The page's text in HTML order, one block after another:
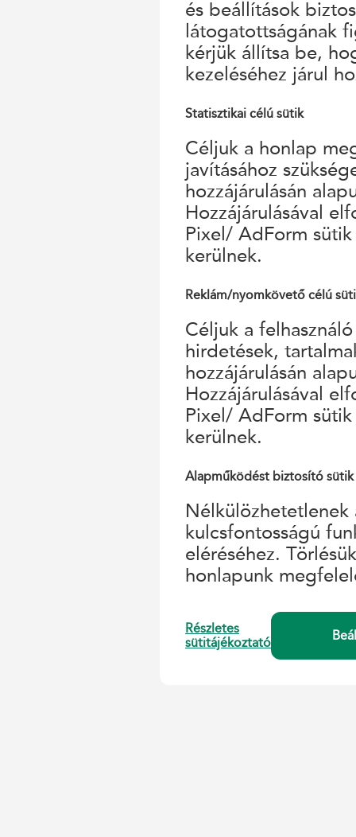
és beállítások
látogatottságának
kérjük állítsa be,
kezeléséhez járul
Statisztikai célú sütik
Céljuk a honlap
javításához
hozzájárulásán
Hozzájárulásával
Pixel/ AdForm
kerülnek.
Reklám/nyomkövető célú
Céljuk a
hirdetések,
hozzájárulásán
Hozzájárulásával
Pixel/ AdForm
kerülnek.
Alapműködést biztosító sütik
kulcsfontosságú
eléréséhez.
honlapunk
Részletes
sütitájékoztató